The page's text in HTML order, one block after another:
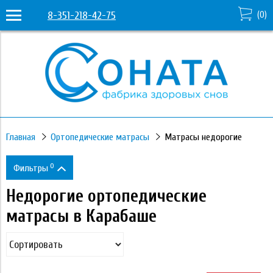
8-351-218-42-75 (0)
Главная Ортопедические матрасы Матрасы недорогие
Фильтры 0
Цена
Недорогие ортопедические
матрасы в Карабаше